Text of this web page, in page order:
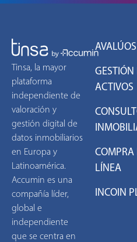
Tinsa, la mayor
plataforma
independiente de
valoración y
gestión digital de
datos inmobiliarios
en Europa y
Latinoamérica.
Accumin es una
compañía líder,
global e
independiente
que se centra en
AVALÚOS
GESTIÓN
ACTIVOS
COMPRA
LÍNEA
INCOIN